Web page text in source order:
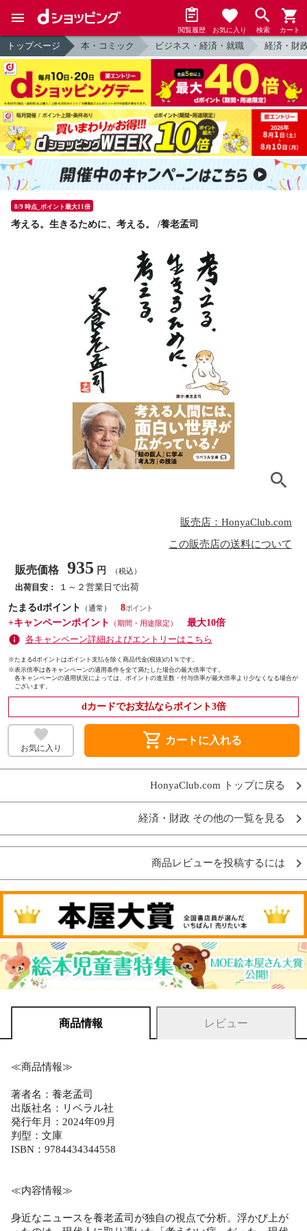
閲覧履歴 お気に入り 検索 カート
トップページ 本・コミック ビジネス・経済・就職 経済・財
8/9 時点_ポイント最大11倍
考える。生きるために、考える。 /養老孟司
販売店：HonyaClub.com
この販売店の送料について
販売価格 935 円 （税込）
出荷目安：
１～２営業日で出荷
たまるdポイント
（通常）
8
+キャンペーンポイント
（期間・用途限定）
最大10倍
各キャンペーン詳細およびエントリーはこちら
※たまるdポイントはポイント支払を除く商品代金(税抜)の1％です。
※表示倍率は各キャンペーンの適用条件を全て満たした場合の最大倍率です。
各キャンペーンの適用状況によっては、ポイントの進呈数・付与倍率が最大倍率より少なくなる場合が
ございます。
dカードでお支払ならポイント3倍
お気に入り shopping_cart カートに入れる
HonyaClub.com トップに戻る
経済・財政 その他の一覧を見る
商品レビューを投稿するには
商品情報 レビュー
≪商品情報≫
著者名：養老孟司
出版社名：リベラル社
発行年月：2024年09月
判型：文庫
ISBN：9784434344558
≪内容情報≫
身近なニュースを養老孟司が独自の視点で分析。浮かび上が